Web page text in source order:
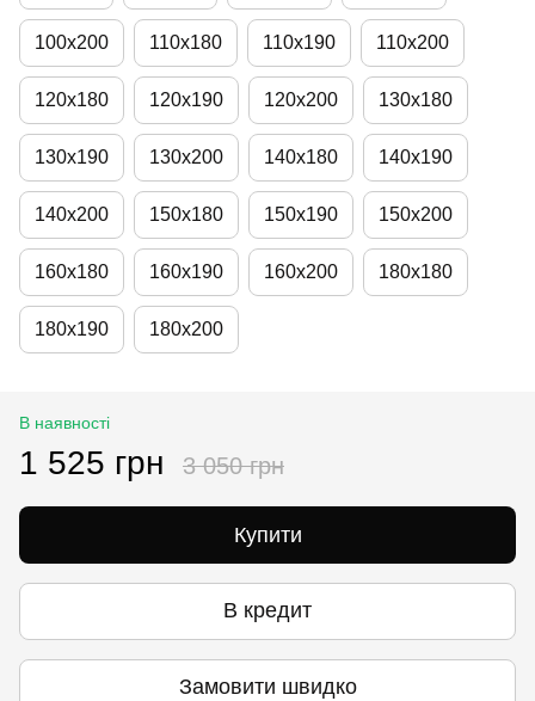
100х200 110х180 110х190 110х200
120х180 120х190 120х200 130х180
130х190 130х200 140х180 140х190
140х200 150х180 150х190 150х200
160х180 160х190 160х200 180х180
180х190 180х200
В наявності
1 525 грн 3 050 грн
Купити
В кредит
Замовити швидко